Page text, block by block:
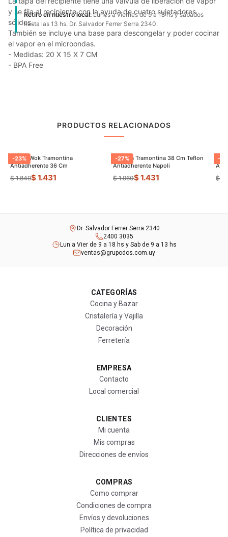
Retiro en nuestro local: Lunes a viernes de 9 a 18 hs y sábados
hasta las 13 hs. Dr. Salvador Ferrer Serra 2340.
y se fija al recipiente con la ayuda de cuatro sujetadores
sólidos.
También se incluye una base para descongelar y poder cocinar
el vapor en el microondas.
- Medidas: 20 X 15 X 7 CM
- BPA Free
PRODUCTOS RELACIONADOS
-23%
Sarten Wok Tramontina
Antiadherente 36 Cm
$ 1.849$ 1.431
-27%
Paellera Tramontina 38 Cm Teflon
Antiadherente Napoli
$ 1.960$ 1.431
-
$
Dr. Salvador Ferrer Serra 2340
2400 3035
Lun a Vier de 9 a 18 hs y Sab de 9 a 13 hs
ventas@grupodos.com.uy
CATEGORÍAS
Cocina y Bazar
Cristalería y Vajilla
Decoración
Ferretería
EMPRESA
Contacto
Local comercial
CLIENTES
Mi cuenta
Mis compras
Direcciones de envíos
COMPRAS
Como comprar
Condiciones de compra
Envíos y devoluciones
Política de privacidad